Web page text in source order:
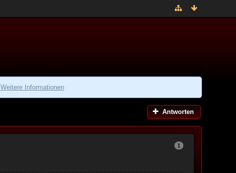
Weitere Informationen
Antworten
1